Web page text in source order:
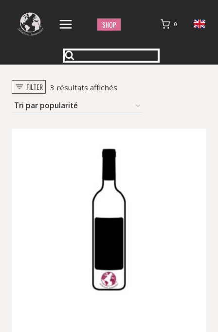
contenu
SHOP 0
FILTER 3 résultats affichésTrié
popularité